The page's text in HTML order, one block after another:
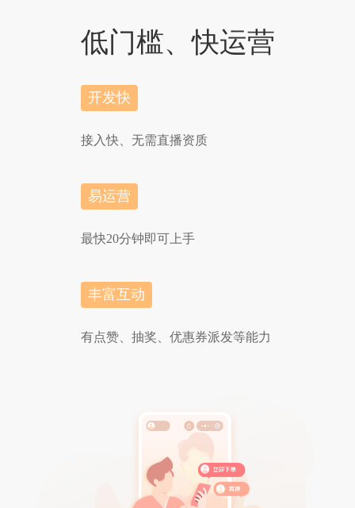
低门槛、快运营
开发快
接入快、无需直播资质
易运营
最快20分钟即可上手
丰富互动
有点赞、抽奖、优惠券派发等能力